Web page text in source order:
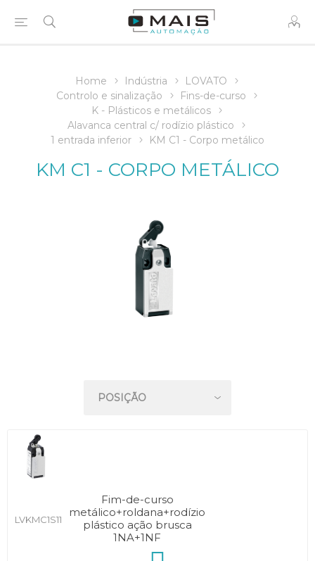
Home Indústria
LOVATO
Controlo e sinalização
Fins-de-curso
K - Plásticos e metálicos
Alavanca central c/ rodízio plástico
1 entrada inferior
KM C1 - Corpo metálico
KM C1 - CORPO METÁLICO
LVKMC1S11
Fim-de-curso
metálico+roldana+rodízio
plástico ação brusca
1NA+1NF